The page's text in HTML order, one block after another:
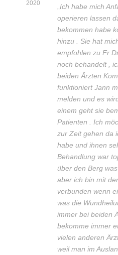
2020 „Ich habe mich
operieren lassen
bekommen habe
hinzu . Sie hat
empfohlen zu Fr
noch behandelt ,
beiden Ärzten
funktioniert Jann
melden und es
einem geht sie
Patienten . Ich
zur Zeit gehen da
habe und ihnen
Behandlung war
über den Berg
aber ich bin mit
verbunden wenn
was die
immer bei beiden
bekomme immer
vielen anderen
weil man im